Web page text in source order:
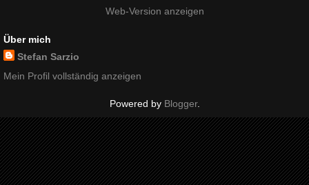
Web-Version anzeigen
Über mich
Stefan Sarzio
Mein Profil vollständig anzeigen
Powered by Blogger.